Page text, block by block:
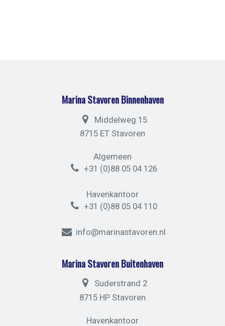
Marina Stavoren Binnenhaven
Middelweg 15
8715 ET Stavoren
Algemeen
+31 (0)88 05 04 126
Havenkantoor
+31 (0)88 05 04 110
info@marinastavoren.nl
Marina Stavoren Buitenhaven
Suderstrand 2
8715 HP Stavoren
Havenkantoor